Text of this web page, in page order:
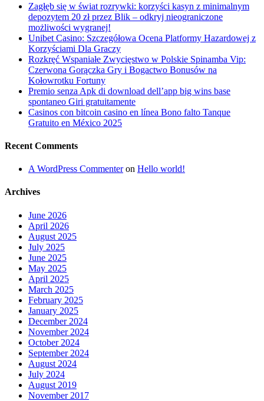
Zagłęb się w świat rozrywki: korzyści kasyn z minimalnym
depozytem 20 zł przez Blik – odkryj nieograniczone
możliwości wygranej!
Unibet Casino: Szczegółowa Ocena Platformy Hazardowej z
Korzyściami Dla Graczy
Rozkręć Wspaniałe Zwycięstwo w Polskie Spinamba Vip:
Czerwona Gorączka Gry i Bogactwo Bonusów na
Kołowrotku Fortuny
Premio senza Apk di download dell’app big wins base
spontaneo Giri gratuitamente
Casinos con bitcoin casino en línea Bono falto Tanque
Gratuito en México 2025
Recent Comments
A WordPress Commenteron Hello world!
Archives
June 2026
April 2026
August 2025
July 2025
June 2025
May 2025
April 2025
March 2025
February 2025
January 2025
December 2024
November 2024
October 2024
September 2024
August 2024
July 2024
August 2019
November 2017